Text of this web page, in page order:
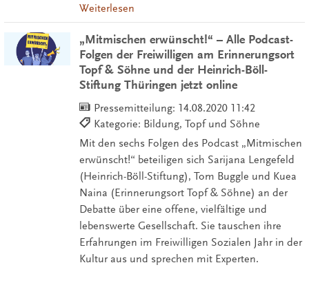
Weiterlesen
„Mitmischen erwünscht!“ – Alle Podcast-
Folgen der Freiwilligen am Erinnerungsort
Topf & Söhne und der Heinrich-Böll-
Stiftung Thüringen jetzt online
Pressemitteilung: 14.08.2020 11:42
Kategorie: Bildung, Topf und Söhne
Mit den sechs Folgen des Podcast „Mitmischen
erwünscht!“ beteiligen sich Sarijana Lengefeld
(Heinrich-Böll-Stiftung), Tom Buggle und Kuea
Naina (Erinnerungsort Topf & Söhne) an der
Debatte über eine offene, vielfältige und
lebenswerte Gesellschaft. Sie tauschen ihre
Erfahrungen im Freiwilligen Sozialen Jahr in der
Kultur aus und sprechen mit Experten.